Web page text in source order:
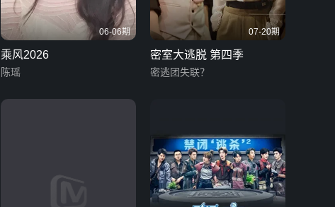
06-06期
乘风2026
陈瑶
07-20期
密室大逃脱 第四季
密逃团失联？